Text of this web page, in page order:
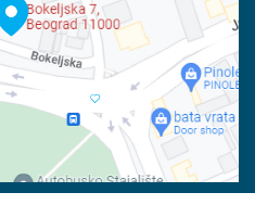
za drugi